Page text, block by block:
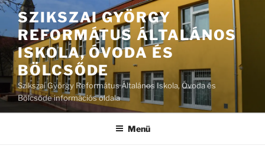
Tartalomhoz
SZIKSZAI GYÖRGY
REFORMÁTUS ÁLTALÁNOS
ISKOLA, ÓVODA ÉS
BÖLCSŐDE
Szikszai György Református Általános Iskola, Óvoda és
Bölcsőde információs oldala
Menü